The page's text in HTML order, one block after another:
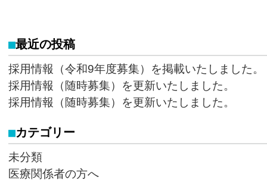
最近の投稿
採用情報（令和9年度募集）を掲載いたしました。
採用情報（随時募集）を更新いたしました。
採用情報（随時募集）を更新いたしました。
カテゴリー
未分類
医療関係者の方へ